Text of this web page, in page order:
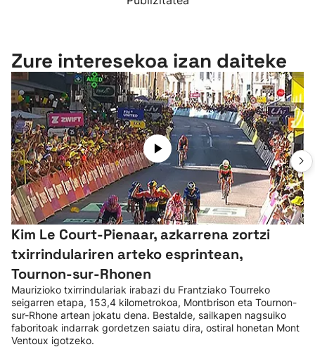
Zure interesekoa izan daiteke
Kim Le Court-Pienaar, azkarrena zortzi
txirrindulariren arteko esprintean,
Tournon-sur-Rhonen
Maurizioko txirrindulariak irabazi du Frantziako Tourreko
seigarren etapa, 153,4 kilometrokoa, Montbrison eta Tournon-
sur-Rhone artean jokatu dena. Bestalde, sailkapen nagsuiko
faboritoak indarrak gordetzen saiatu dira, ostiral honetan Mont
Ventoux igotzeko.